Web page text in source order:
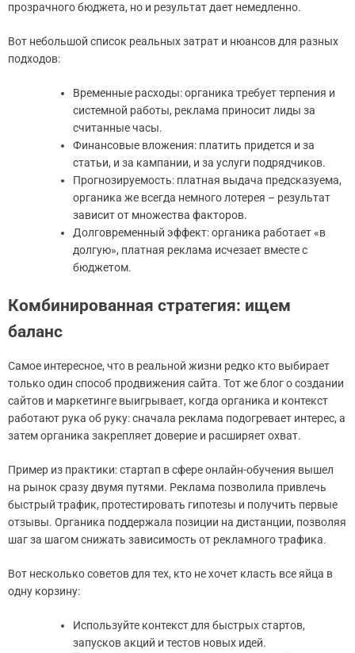
прозрачного бюджета, но и результат дает немедленно.
Вот небольшой список реальных затрат и нюансов для разных
подходов:
Временные расходы: органика требует терпения и
системной работы, реклама приносит лиды за
считанные часы.
Финансовые вложения: платить придется и за
статьи, и за кампании, и за услуги подрядчиков.
Прогнозируемость: платная выдача предсказуема,
органика же всегда немного лотерея – результат
зависит от множества факторов.
Долговременный эффект: органика работает «в
долгую», платная реклама исчезает вместе с
бюджетом.
Комбинированная стратегия: ищем
баланс
Самое интересное, что в реальной жизни редко кто выбирает
только один способ продвижения сайта. Тот же блог о создании
сайтов и маркетинге выигрывает, когда органика и контекст
работают рука об руку: сначала реклама подогревает интерес, а
затем органика закрепляет доверие и расширяет охват.
Пример из практики: стартап в сфере онлайн-обучения вышел
на рынок сразу двумя путями. Реклама позволила привлечь
быстрый трафик, протестировать гипотезы и получить первые
отзывы. Органика поддержала позиции на дистанции, позволяя
шаг за шагом снижать зависимость от рекламного трафика.
Вот несколько советов для тех, кто не хочет класть все яйца в
одну корзину:
Используйте контекст для быстрых стартов,
запусков акций и тестов новых идей.